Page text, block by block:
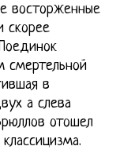
восторженные
скорее
смертельной
в
а слева
отошел